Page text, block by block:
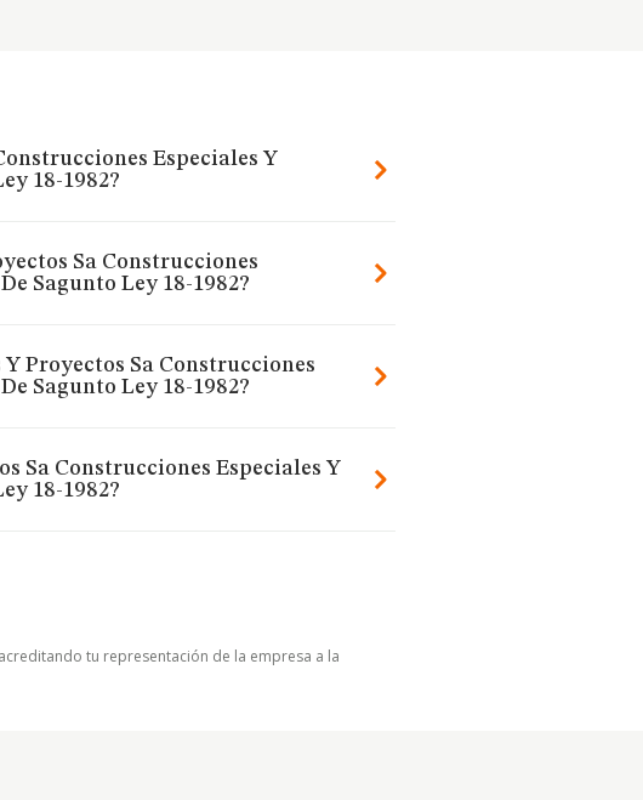
Especiales Y
18-1982?
Sa Construcciones
Sagunto Ley 18-1982?
Proyectos Sa Construcciones
Sagunto Ley 18-1982?
Sa Construcciones Especiales Y
18-1982?
tu representación de la empresa a la